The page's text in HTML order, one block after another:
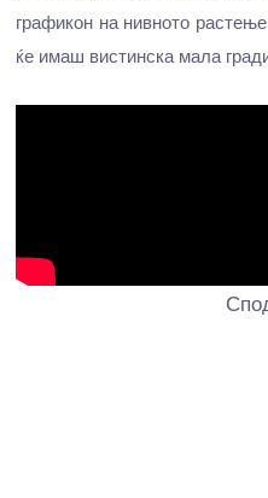
графикон на нивното
ќе имаш вистинска мала